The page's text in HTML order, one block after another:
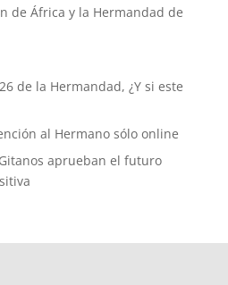
de África y la Hermandad de
de la Hermandad, ¿Y si este
al Hermano sólo online
aprueban el futuro